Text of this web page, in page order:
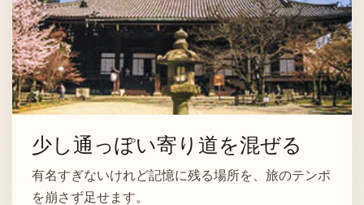
少し通っぽい寄り道を混ぜる
有名すぎないけれど記憶に残る場所を、旅のテンポ
を崩さず足せます。